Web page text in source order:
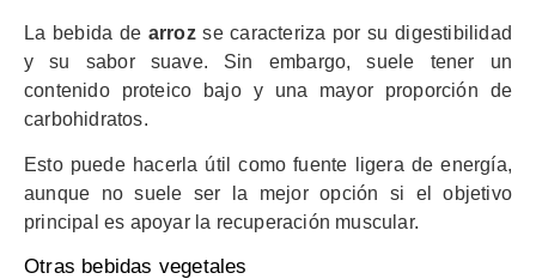
La bebida de arrozse caracteriza por su digestibilidad
y su sabor suave. Sin embargo, suele tener un
contenido proteico bajo y una mayor proporción de
carbohidratos.
Esto puede hacerla útil como fuente ligera de energía,
aunque no suele ser la mejor opción si el objetivo
principal es apoyar la recuperación muscular.
Otras bebidas vegetales